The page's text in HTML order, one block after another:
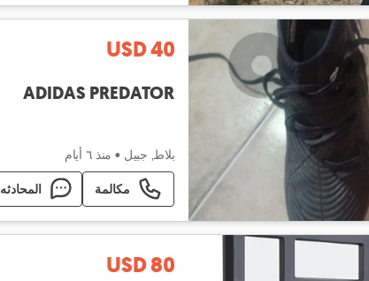
USD 40
ADIDAS PREDATOR
بلاط, جبيل • منذ ٦ أيام
مكالمة المحادثه
USD 80